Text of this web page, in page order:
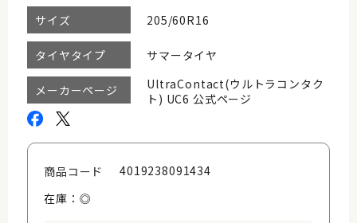
サイズ
205/60R16
タイヤタイプ サマータイヤ
メーカーページ
UltraContact(ウルトラコンタク
ト) UC6 公式ページ
商品コード
4019238091434
在庫：◎